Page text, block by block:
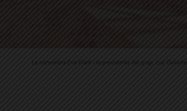
La consellera Eva Eladi i la presidenta del grup, Luz Guilarte